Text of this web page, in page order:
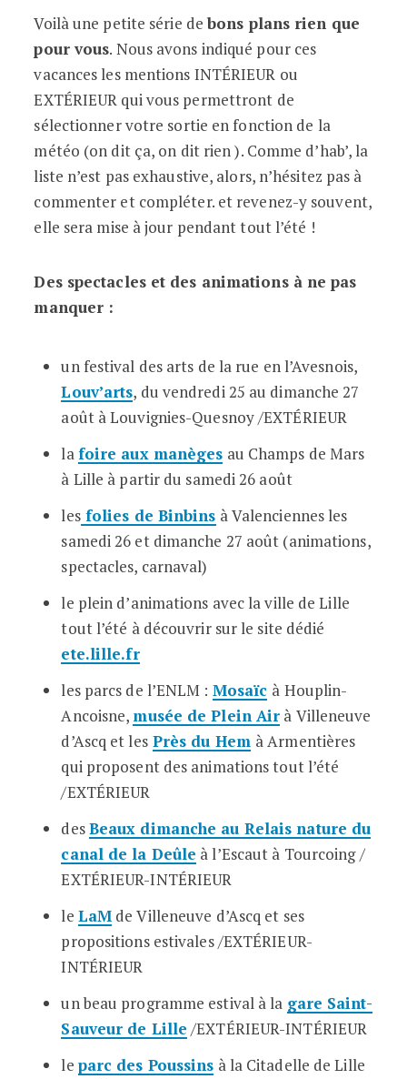
Tout le programme de l’été
2017 !
Publié le 3 août 2016
Voilà une petite série debons plans rien que
pour vous. Nous avons indiqué pour ces
vacances les mentions INTÉRIEUR ou
EXTÉRIEUR qui vous permettront de
sélectionner votre sortie en fonction de la
météo (on dit ça, on dit rien ). Comme d’hab’, la
liste n’est pas exhaustive, alors, n’hésitez pas à
commenter et compléter. et revenez-y souvent,
elle sera mise à jour pendant tout l’été !
Des spectacles et des animations à ne pas
manquer :
un festival des arts de la rue en l’Avesnois,
Louv’arts, du vendredi 25 au dimanche 27
août à Louvignies-Quesnoy /EXTÉRIEUR
lafoire aux manèges au Champs de Mars
à Lille à partir du samedi 26 août
lesfolies de Binbins à Valenciennes les
samedi 26 et dimanche 27 août (animations,
spectacles, carnaval)
le plein d’animations avec la ville de Lille
tout l’été à découvrir sur le site dédié
ete.lille.fr
les parcs de l’ENLM : Mosaïc à Houplin-
Ancoisne, musée de Plein Air à Villeneuve
d’Ascq et les Près du Hem à Armentières
qui proposent des animations tout l’été
/EXTÉRIEUR
desBeaux dimanche au Relais nature du
canal de la Deûle à l’Escaut à Tourcoing /
EXTÉRIEUR-INTÉRIEUR
le LaM de Villeneuve d’Ascq et ses
propositions estivales /EXTÉRIEUR-
INTÉRIEUR
un beau programme estival à la gare Saint-
Sauveur de Lille /EXTÉRIEUR-INTÉRIEUR
le parc des Poussins à la Citadelle de Lille